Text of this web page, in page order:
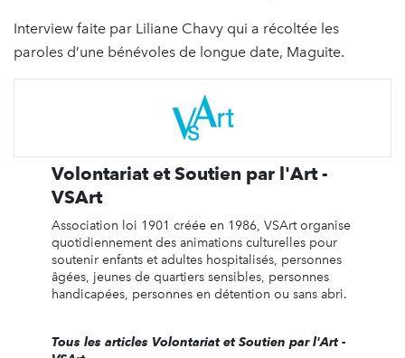
Interview faite par Liliane Chavy qui a récoltée les
paroles d’une bénévoles de longue date, Maguite.
Volontariat et Soutien par l'Art -
VSArt
Association loi 1901 créée en 1986, VSArt organise
quotidiennement des animations culturelles pour
soutenir enfants et adultes hospitalisés, personnes
âgées, jeunes de quartiers sensibles, personnes
handicapées, personnes en détention ou sans abri.
Tous les articles Volontariat et Soutien par l'Art -